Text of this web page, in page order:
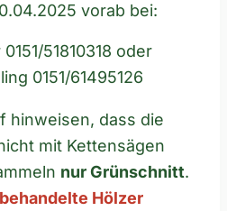
vorab bei:
51810318 oder
0151/61495126
hinweisen, dass die
mit Kettensägen
nur Grünschnitt.
Hölzer